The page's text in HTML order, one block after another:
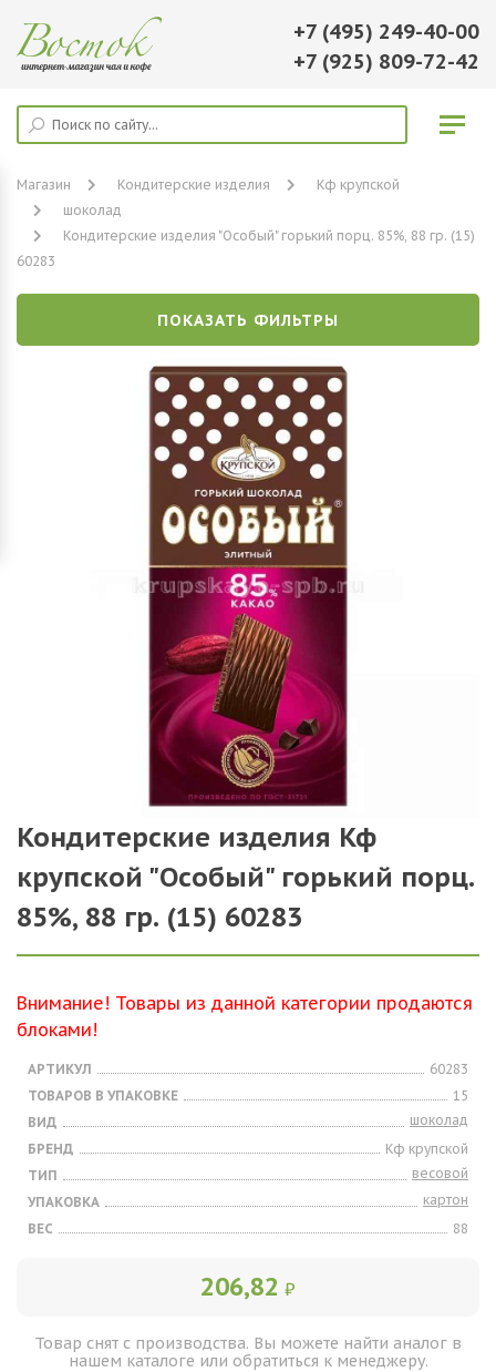
+7 (495) 249-40-00
+7 (925) 809-72-42
Магазин Кондитерские изделия
Кф крупской
шоколад
Кондитерские изделия "Особый" горький порц. 85%, 88 гр. (15)
60283
ПОКАЗАТЬ ФИЛЬТРЫ
Кондитерские изделия Кф
крупской "Особый" горький порц.
85%, 88 гр. (15) 60283
Внимание! Товары из данной категории продаются
блоками!
АРТИКУЛ
60283
ТОВАРОВ В УПАКОВКЕ
15
ВИД
шоколад
БРЕНД
Кф крупской
ТИП
весовой
УПАКОВКА
картон
ВЕС
88
206,82 ₽
Товар снят с производства. Вы можете найти аналог в
нашем каталоге или обратиться к менеджеру.